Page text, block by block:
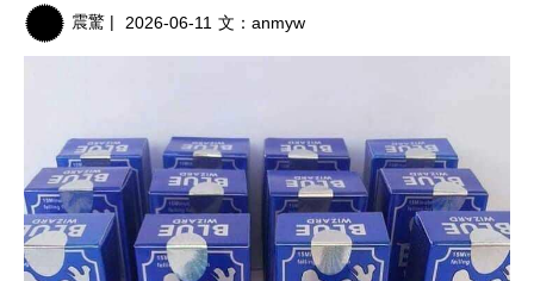
震驚 | 2026-06-11 文： anmyw